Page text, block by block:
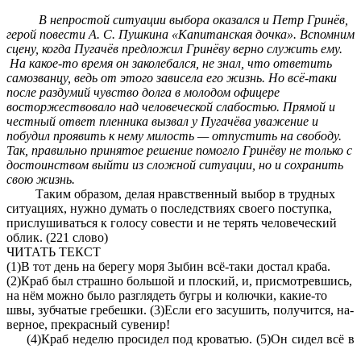
В непростой ситуации выбора оказался и Петр Гринёв,
герой повести А. С. Пушкина «Капитанская дочка». Вспомним
сцену, когда Пугачёв предложил Гринёву верно служить ему.
На какое-то время он заколебался, не знал, что ответить
самозванцу, ведь от этого зависела его жизнь. Но всё-таки
после раздумий чувство долга в молодом офицере
восторжествовало над человеческой слабостью. Прямой и
честный ответ пленника вызвал у Пугачёва уважение и
побудил проявить к нему милость — отпустить на свободу.
Так, правильно принятое решение помогло Гринёву не только с
достоинством выйти из сложной ситуации, но и сохранить
свою жизнь.
Таким образом, делая нравственный выбор в трудных
ситуациях, нужно думать о последствиях своего поступка,
прислушиваться к голосу совести и не терять человеческий
облик. (221 слово)
ЧИТАТЬ ТЕКСТ
(1)В тот день на бе­ре­гу моря Зыбин всё-таки до­стал краба.
(2)Краб был страш­но боль­шой и плос­кий, и, при­смот­рев­шись,
на нём можно было раз­гля­деть бугры и ко­люч­ки, какие-то
швы, зуб­ча­тые гре­беш­ки. (3)Если его за­су­шить, по­лу­чит­ся, на­
вер­ное, пре­крас­ный су­ве­нир!
(4)Краб не­де­лю про­си­дел под кро­ва­тью. (5)Он сидел всё в